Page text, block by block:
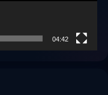
04:42